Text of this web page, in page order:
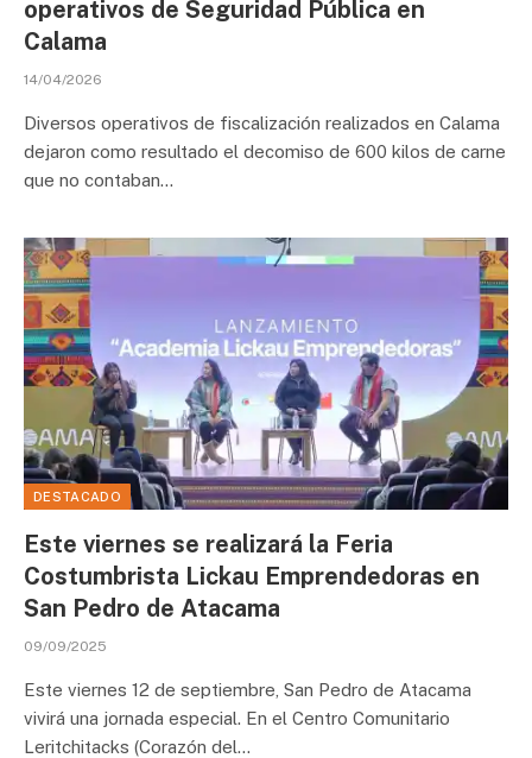
operativos de Seguridad Pública en
Calama
14/04/2026
Diversos operativos de fiscalización realizados en Calama
dejaron como resultado el decomiso de 600 kilos de carne
que no contaban…
DESTACADO
Este viernes se realizará la Feria
Costumbrista Lickau Emprendedoras en
San Pedro de Atacama
09/09/2025
Este viernes 12 de septiembre, San Pedro de Atacama
vivirá una jornada especial. En el Centro Comunitario
Leritchitacks (Corazón del…